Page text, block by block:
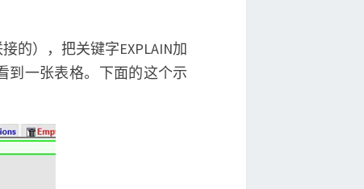
的），把关键字EXPLAIN加
到一张表格。下面的这个示